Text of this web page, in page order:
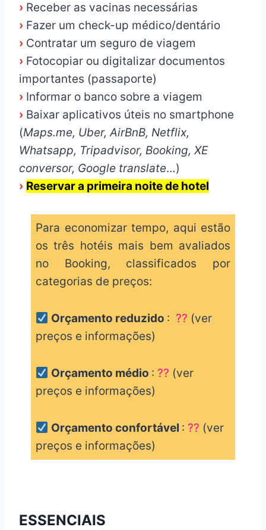
› Receber as vacinas necessárias
› Fazer um check-up médico/dentário
› Contratar um seguro de viagem
› Fotocopiar ou digitalizar documentos
importantes (passaporte)
› Informar o banco sobre a viagem
› Baixar aplicativos úteis no smartphone
(Maps.me, Uber, AirBnB, Netflix,
Whatsapp, Tripadvisor, Booking, XE
conversor, Google translate…)
› Reservar a primeira noite de hotel
Para economizar tempo, aqui estão
os três hotéis mais bem avaliados
no Booking, classificados por
categorias de preços:
Orçamento reduzido : ?? (ver
preços e informações)
Orçamento médio : ?? (ver
preços e informações)
Orçamento confortável : ?? (ver
preços e informações)
ESSENCIAIS